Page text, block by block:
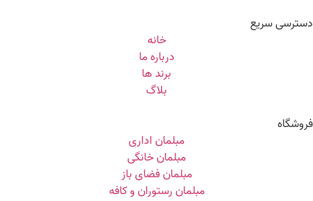
دسترسی سریع
خانه
درباره ما
برند ها
بلاگ
فروشگاه
مبلمان اداری
مبلمان خانگی
مبلمان فضای باز
مبلمان رستوران و کافه